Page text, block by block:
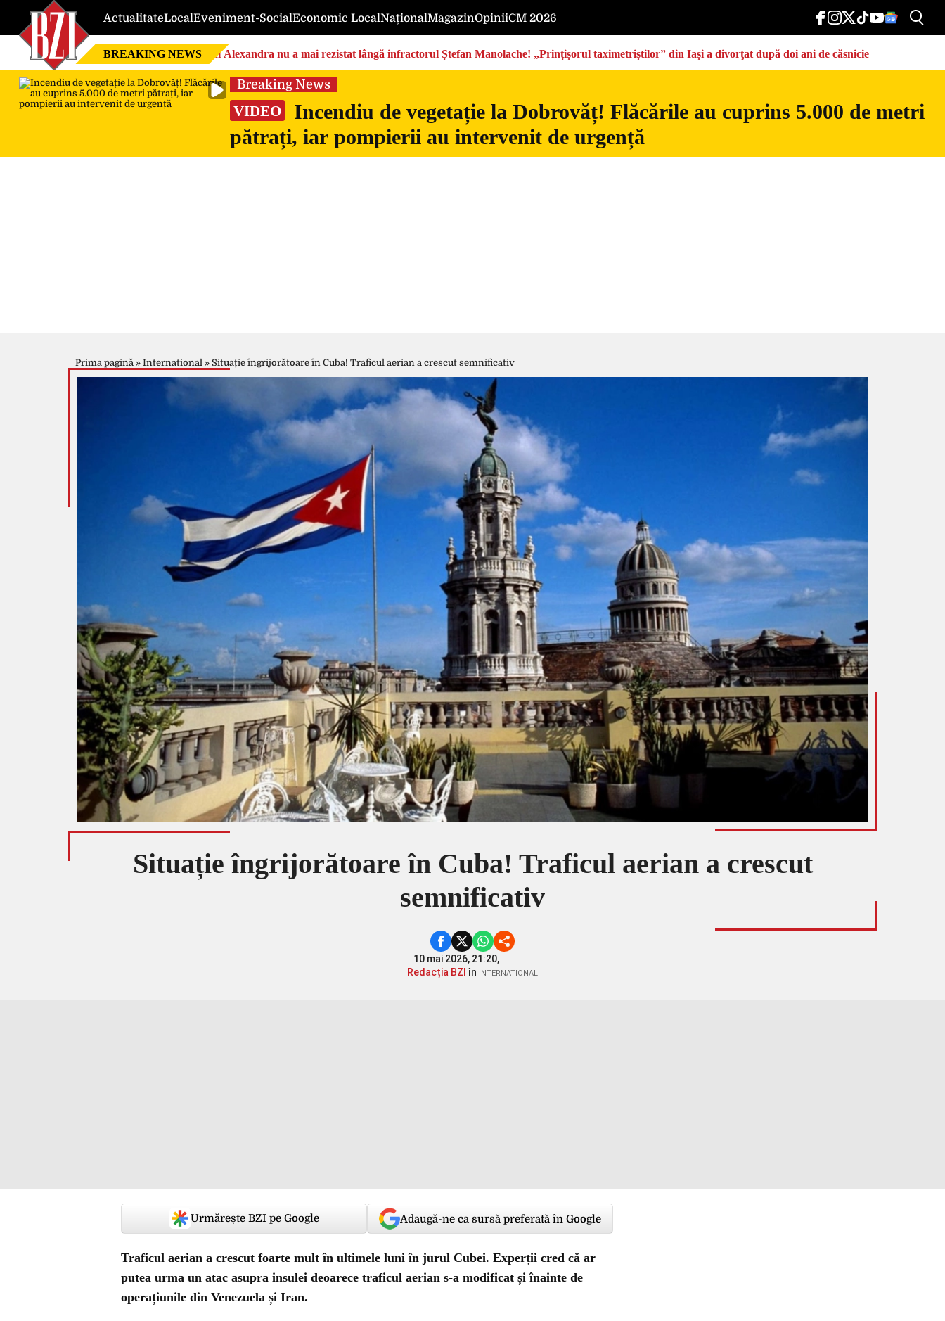
ActualitateLocalEveniment-SocialEconomic LocalNaționalMagazinOpiniiCM 2026
BREAKING NEWS Nici Alexandra nu a mai rezistat lângă infractorul Ștefan Manolache! „Prințișorul taximetriștilor” din Iași a divorţat după doi ani de căsnicie
Breaking News
VIDEO
Incendiu de vegetație la Dobrovăț! Flăcările au cuprins 5.000 de metri
pătrați, iar pompierii au intervenit de urgență
Prima pagină » International » Situație îngrijorătoare în Cuba! Traficul aerian a crescut semnificativ
Situație îngrijorătoare în Cuba! Traficul aerian a crescut
semnificativ
10 mai 2026, 21:20,
Redacția BZI în INTERNATIONAL
Urmărește BZI pe Google Adaugă-ne ca sursă preferată în Google
Traficul aerian a crescut foarte mult în ultimele luni în jurul Cubei. Experții cred că ar
putea urma un atac asupra insulei deoarece traficul aerian s-a modificat și înainte de
operațiunile din Venezuela și Iran.